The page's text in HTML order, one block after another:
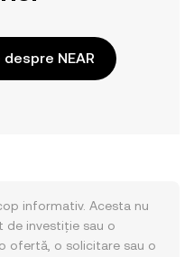
NEAR
informativ. Acesta nu
de investiție sau o
ofertă, o solicitare sau o